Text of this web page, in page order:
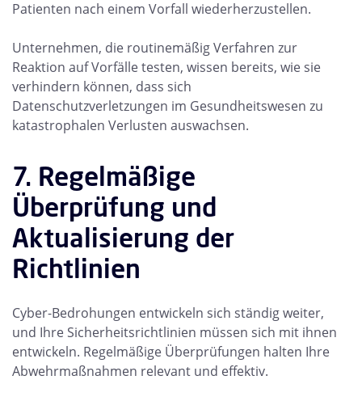
Patienten nach einem Vorfall wiederherzustellen.
Unternehmen, die routinemäßig Verfahren zur
Reaktion auf Vorfälle testen, wissen bereits, wie sie
verhindern können, dass sich
Datenschutzverletzungen im Gesundheitswesen zu
katastrophalen Verlusten auswachsen.
7. Regelmäßige
Überprüfung und
Aktualisierung der
Richtlinien
Cyber-Bedrohungen entwickeln sich ständig weiter,
und Ihre Sicherheitsrichtlinien müssen sich mit ihnen
entwickeln. Regelmäßige Überprüfungen halten Ihre
Abwehrmaßnahmen relevant und effektiv.